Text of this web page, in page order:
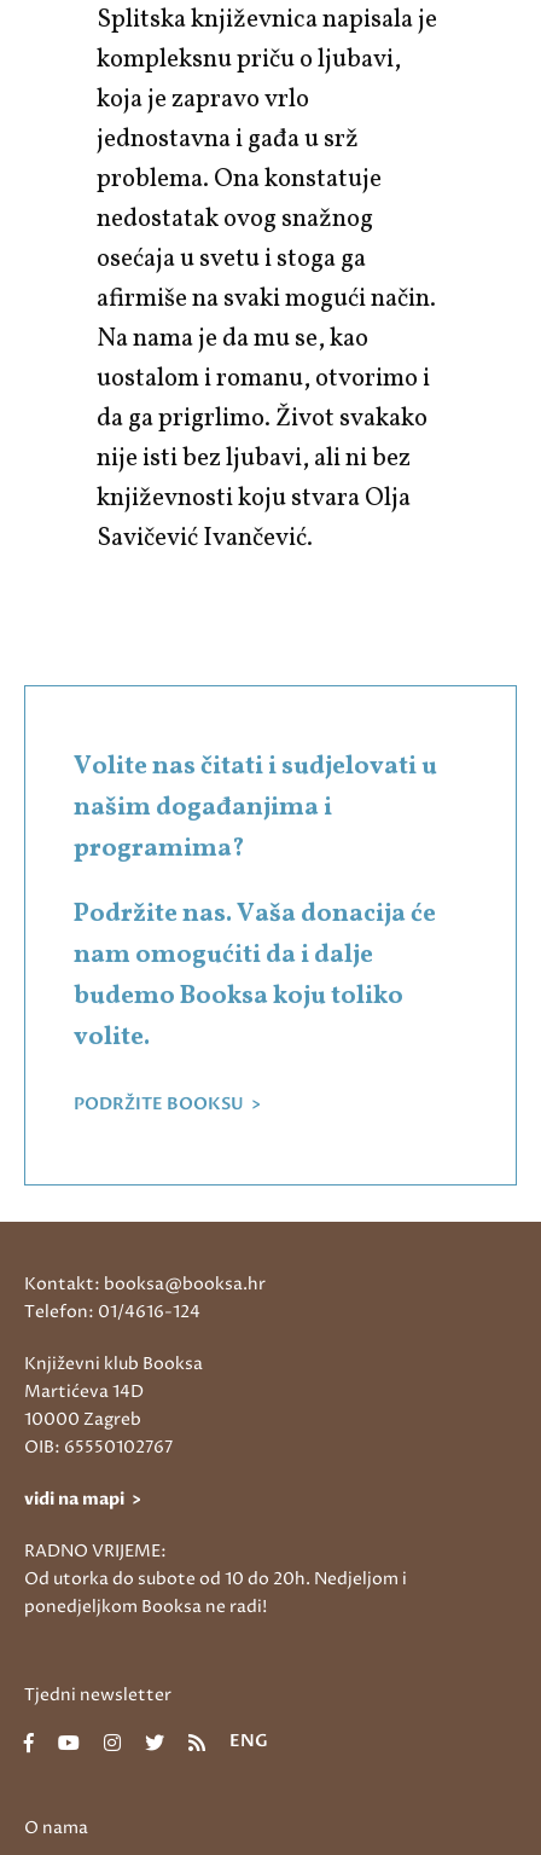
Splitska književnica napisala je
kompleksnu priču o ljubavi,
koja je zapravo vrlo
jednostavna i gađa u srž
problema. Ona konstatuje
nedostatak ovog snažnog
osećaja u svetu i stoga ga
afirmiše na svaki mogući način.
Na nama je da mu se, kao
uostalom i romanu, otvorimo i
da ga prigrlimo. Život svakako
nije isti bez ljubavi, ali ni bez
književnosti koju stvara Olja
Savičević Ivančević.
Volite nas čitati i sudjelovati u
našim događanjima i
programima?
Podržite nas. Vaša donacija će
nam omogućiti da i dalje
budemo Booksa koju toliko
volite.
PODRŽITE BOOKSU >
O nama
Kontakt: booksa@booksa.hr
Telefon: 01/4616-124
Književni klub Booksa
Martićeva 14D
10000 Zagreb
OIB: 65550102767
vidi na mapi >
RADNO VRIJEME:
Od utorka do subote od 10 do 20h. Nedjeljom i
ponedjeljkom Booksa ne radi!
Tjedni newsletter
ENG